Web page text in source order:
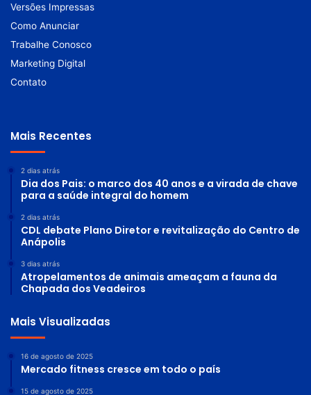
Versões Impressas
Como Anunciar
Trabalhe Conosco
Marketing Digital
Contato
Mais Recentes
2 dias atrás
Dia dos Pais: o marco dos 40 anos e a virada de chave
para a saúde integral do homem
2 dias atrás
CDL debate Plano Diretor e revitalização do Centro de
Anápolis
3 dias atrás
Atropelamentos de animais ameaçam a fauna da
Chapada dos Veadeiros
Mais Visualizadas
16 de agosto de 2025
Mercado fitness cresce em todo o país
15 de agosto de 2025